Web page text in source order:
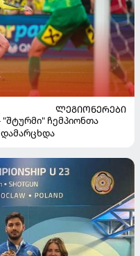
ᲚᲔᲒᲘᲝᲜᲔᲠᲔᲑᲘ
"შტურმი" ჩემპიონთა